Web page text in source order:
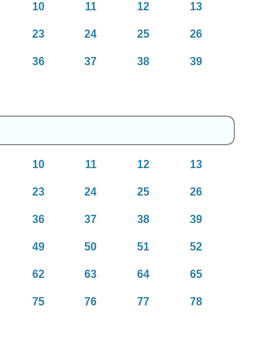
10 11 12 13
23 24 25 26
36 37 38 39
10 11 12 13
23 24 25 26
36 37 38 39
49 50 51 52
62 63 64 65
75 76 77 78